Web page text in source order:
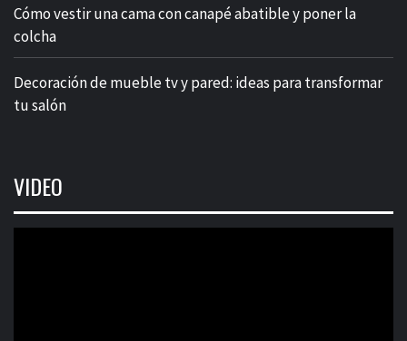
Cómo vestir una cama con canapé abatible y poner la
colcha
Decoración de mueble tv y pared: ideas para transformar
tu salón
VIDEO